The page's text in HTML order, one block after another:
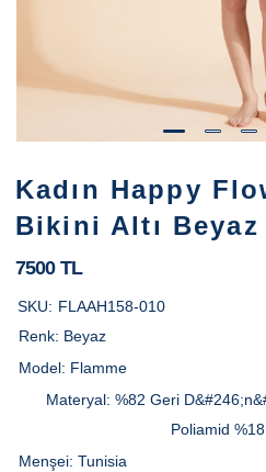
Kadın Happy
Bikini Altı Beyaz
7500 TL
SKU: FLAAH158-010
Renk: Beyaz
Model: Flamme
Materyal: %82 Geri
Poliamid
Menşei: Tunisia